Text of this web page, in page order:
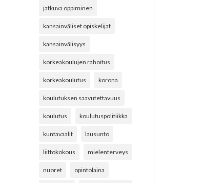
jatkuva oppiminen
kansainväliset opiskelijat
kansainvälisyys
korkeakoulujen rahoitus
korkeakoulutus korona
koulutuksen saavutettavuus
koulutus koulutuspolitiikka
kuntavaalit lausunto
liittokokous mielenterveys
nuoret opintolaina